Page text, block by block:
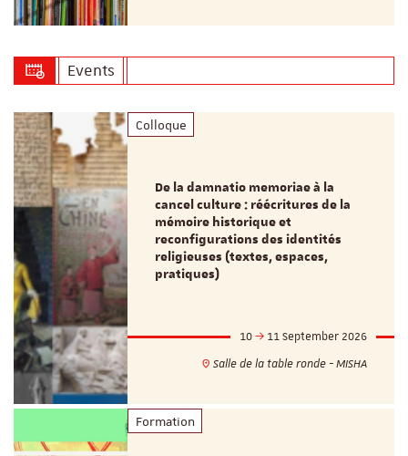
Events
Colloque
De la damnatio memoriae à la
cancel culture : réécritures de la
mémoire historique et
reconfigurations des identités
religieuses (textes, espaces,
pratiques)
10
11 September 2026
Salle de la table ronde - MISHA
Formation